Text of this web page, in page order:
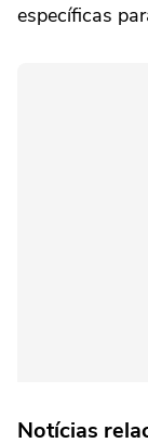
específicas
Notícias